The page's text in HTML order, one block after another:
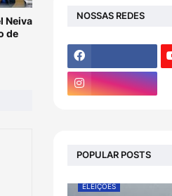
Neiva
de
NOSSAS REDES
POPULAR POSTS
ELEIÇÕES